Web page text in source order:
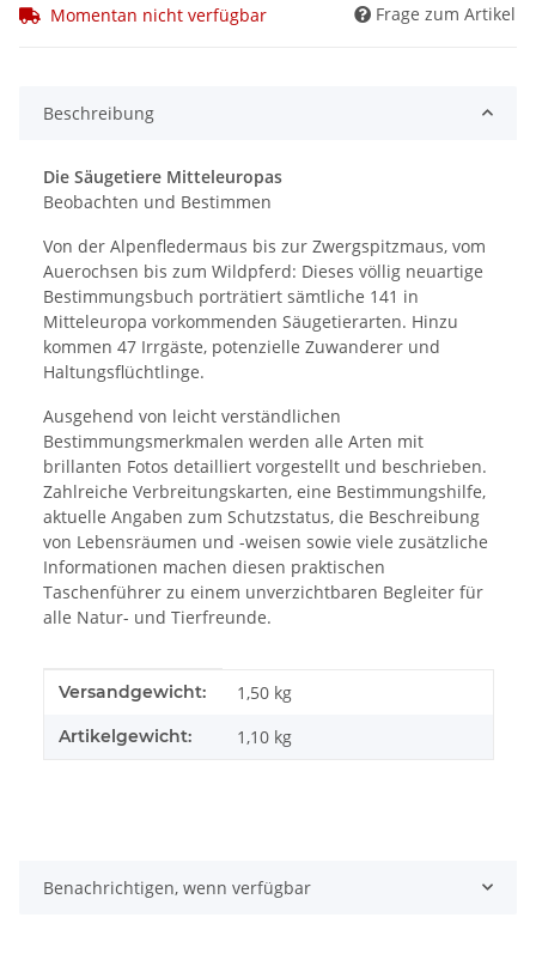
Momentan nicht verfügbar Frage zum Artikel
Beschreibung
Die Säugetiere Mitteleuropas
Beobachten und Bestimmen
Von der Alpenfledermaus bis zur Zwergspitzmaus, vom
Auerochsen bis zum Wildpferd: Dieses völlig neuartige
Bestimmungsbuch porträtiert sämtliche 141 in
Mitteleuropa vorkommenden Säugetierarten. Hinzu
kommen 47 Irrgäste, potenzielle Zuwanderer und
Haltungsflüchtlinge.
Ausgehend von leicht verständlichen
Bestimmungsmerkmalen werden alle Arten mit
brillanten Fotos detailliert vorgestellt und beschrieben.
Zahlreiche Verbreitungskarten, eine Bestimmungshilfe,
aktuelle Angaben zum Schutzstatus, die Beschreibung
von Lebensräumen und -weisen sowie viele zusätzliche
Informationen machen diesen praktischen
Taschenführer zu einem unverzichtbaren Begleiter für
alle Natur- und Tierfreunde.
Produkteigenschaft
Wert
Versandgewicht: 1,50 kg
Artikelgewicht: 1,10 kg
Benachrichtigen, wenn verfügbar